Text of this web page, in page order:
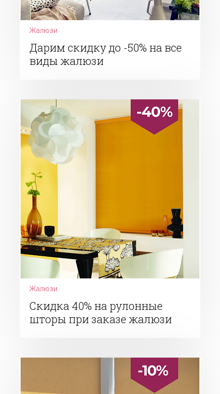
Жалюзи
Дарим скидку до -50% на все
виды жалюзи
Жалюзи
Скидка 40% на рулонные
шторы при заказе жалюзи